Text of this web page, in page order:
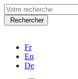
Search
for:Rechercher
Fr
En
De